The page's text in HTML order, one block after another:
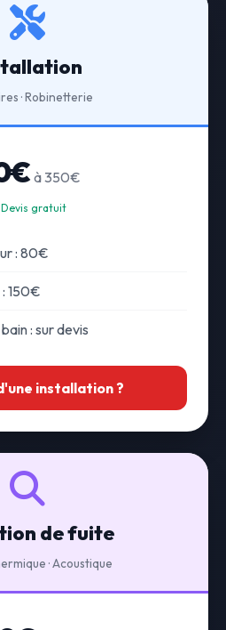
· Robinetterie
à 350€
gratuit
: 80€
150€
: sur devis
installation ?
de fuite
· Acoustique